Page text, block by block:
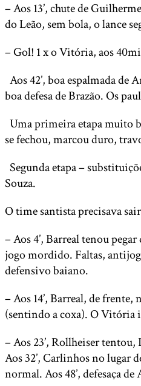
– Aos 13’, chute de
do Leão, sem bola, o lance
– Gol! 1 x o Vitória, aos
Aos 42’, boa espalmada
boa defesa de Brazão. Os
Uma primeira etapa muito
se fechou, marcou duro,
Segunda etapa –
Souza.
O time santista precisava
– Aos 4’, Barreal tenou
jogo mordido. Faltas,
defensivo baiano.
– Aos 14’, Barreal, de
(sentindo a coxa). O Vitória
– Aos 23’, Rollheiser
Aos 32’, Carlinhos no lugar
normal. Aos 48’, defesaça